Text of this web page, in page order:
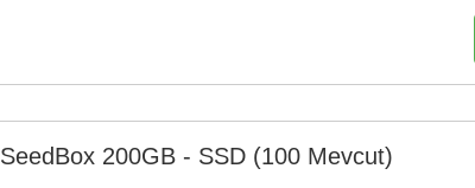
SeedBox 200GB - SSD (100 Mevcut)